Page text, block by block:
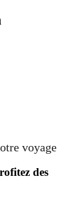
voyage
des